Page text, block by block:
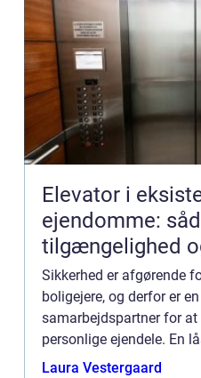
Elevator i
ejendomme:
tilgængelighed
Sikkerhed er afgørende
boligejere, og derfor er
samarbejdspartner for
personlige ejendele. En
lang række løs...
Laura Vestergaard